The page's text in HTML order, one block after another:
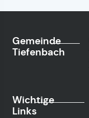
Gemeinde
Tiefenbach
Wichtige
Links